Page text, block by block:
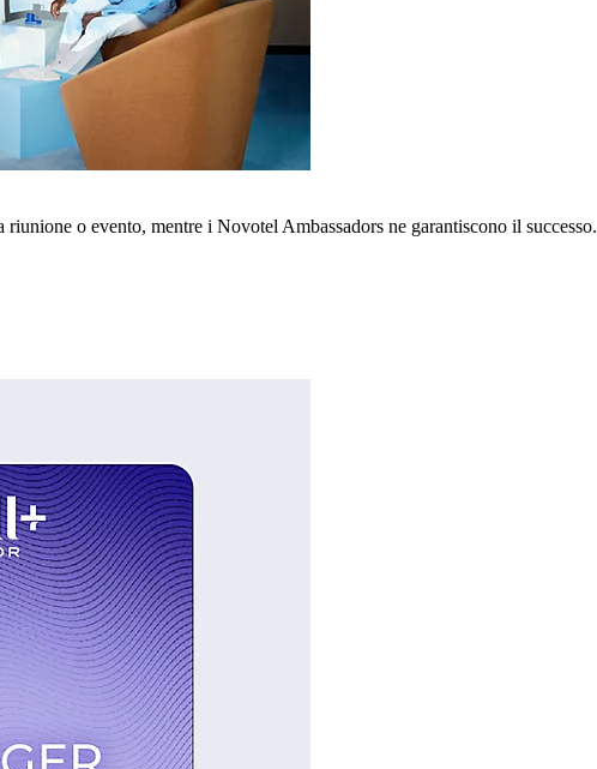
o evento, mentre i Novotel Ambassadors ne garantiscono il successo.